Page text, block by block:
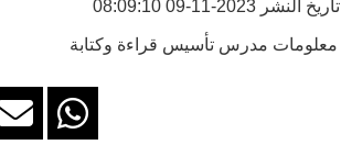
تاريخ النشر 2023-11-09 08:09:10
معلومات مدرس تأسيس قراءة وكتابة